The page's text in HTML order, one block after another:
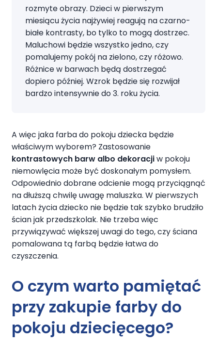
rozmyte obrazy. Dzieci w pierwszym
miesiącu życia najżywiej reagują na czarno-
białe kontrasty, bo tylko to mogą dostrzec.
Maluchowi będzie wszystko jedno, czy
pomalujemy pokój na zielono, czy różowo.
Różnice w barwach będą dostrzegać
dopiero później. Wzrok będzie się rozwijał
bardzo intensywnie do 3. roku życia.
A więc jaka farba do pokoju dziecka będzie
właściwym wyborem? Zastosowanie
kontrastowych barw albo dekoracjiw pokoju
niemowlęcia może być doskonałym pomysłem.
Odpowiednio dobrane odcienie mogą przyciągnąć
na dłuższą chwilę uwagę maluszka. W pierwszych
latach życia dziecko nie będzie tak szybko brudziło
ścian jak przedszkolak. Nie trzeba więc
przywiązywać większej uwagi do tego, czy ściana
pomalowana tą farbą będzie łatwa do
czyszczenia.
O czym warto pamiętać
przy zakupie farby do
pokoju dziecięcego?